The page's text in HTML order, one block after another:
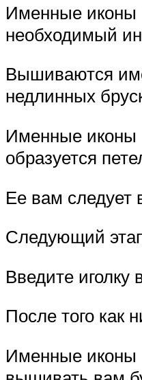
Именные иконы
необходимый
Вышиваются
недлинных
Именные иконы
образуется
Ее вам следует
Следующий
Введите
После того как
Именные иконы